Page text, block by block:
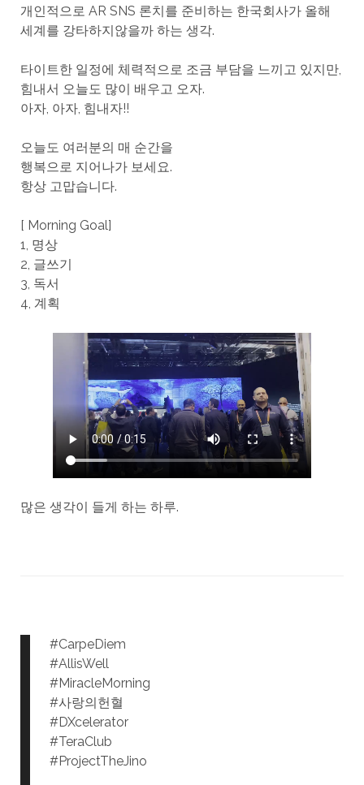
개인적으로 AR SNS 론치를 준비하는 한국회사가 올해
세계를 강타하지않을까 하는 생각.
타이트한 일정에 체력적으로 조금 부담을 느끼고 있지만,
힘내서 오늘도 많이 배우고 오자.
아자, 아자, 힘내자!!
오늘도 여러분의 매 순간을
행복으로 지어나가 보세요.
항상 고맙습니다.
[ Morning Goal]
1, 명상
2, 글쓰기
3, 독서
4, 계획
많은 생각이 들게 하는 하루.
#CarpeDiem
#AllisWell
#MiracleMorning
#사랑의헌혈
#DXcelerator
#TeraClub
#ProjectTheJino